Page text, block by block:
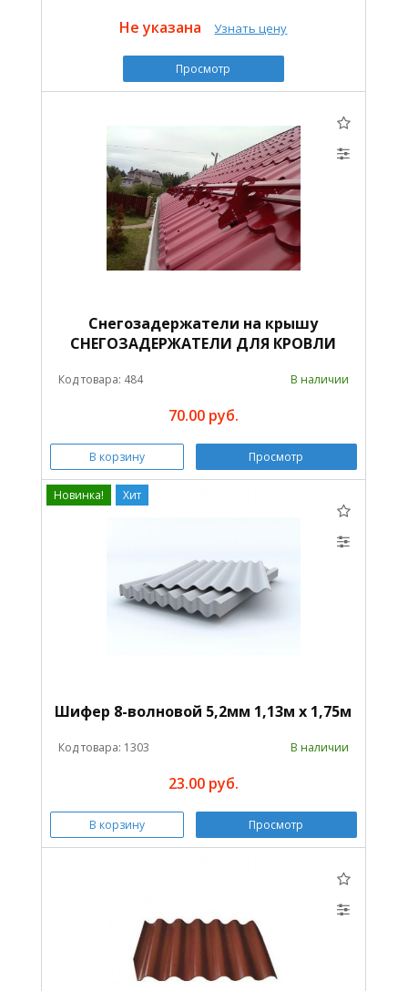
Не указана Узнать цену
Просмотр
Снегозадержатели на крышу
СНЕГОЗАДЕРЖАТЕЛИ ДЛЯ КРОВЛИ
Код товара: 484 В наличии
70.00 руб.
В корзину Просмотр
Новинка! Хит
Шифер 8-волновой 5,2мм 1,13м х 1,75м
Код товара: 1303 В наличии
23.00 руб.
В корзину Просмотр